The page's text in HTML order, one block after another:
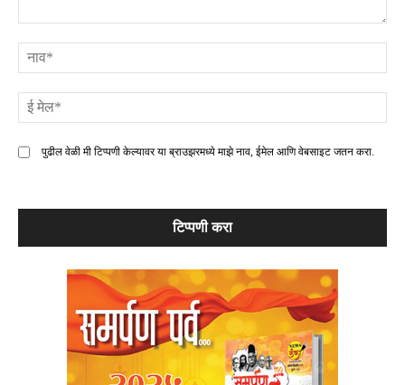
पुढील वेळी मी टिप्पणी केल्यावर या ब्राउझरमध्ये माझे नाव, ईमेल आणि वेबसाइट जतन करा.